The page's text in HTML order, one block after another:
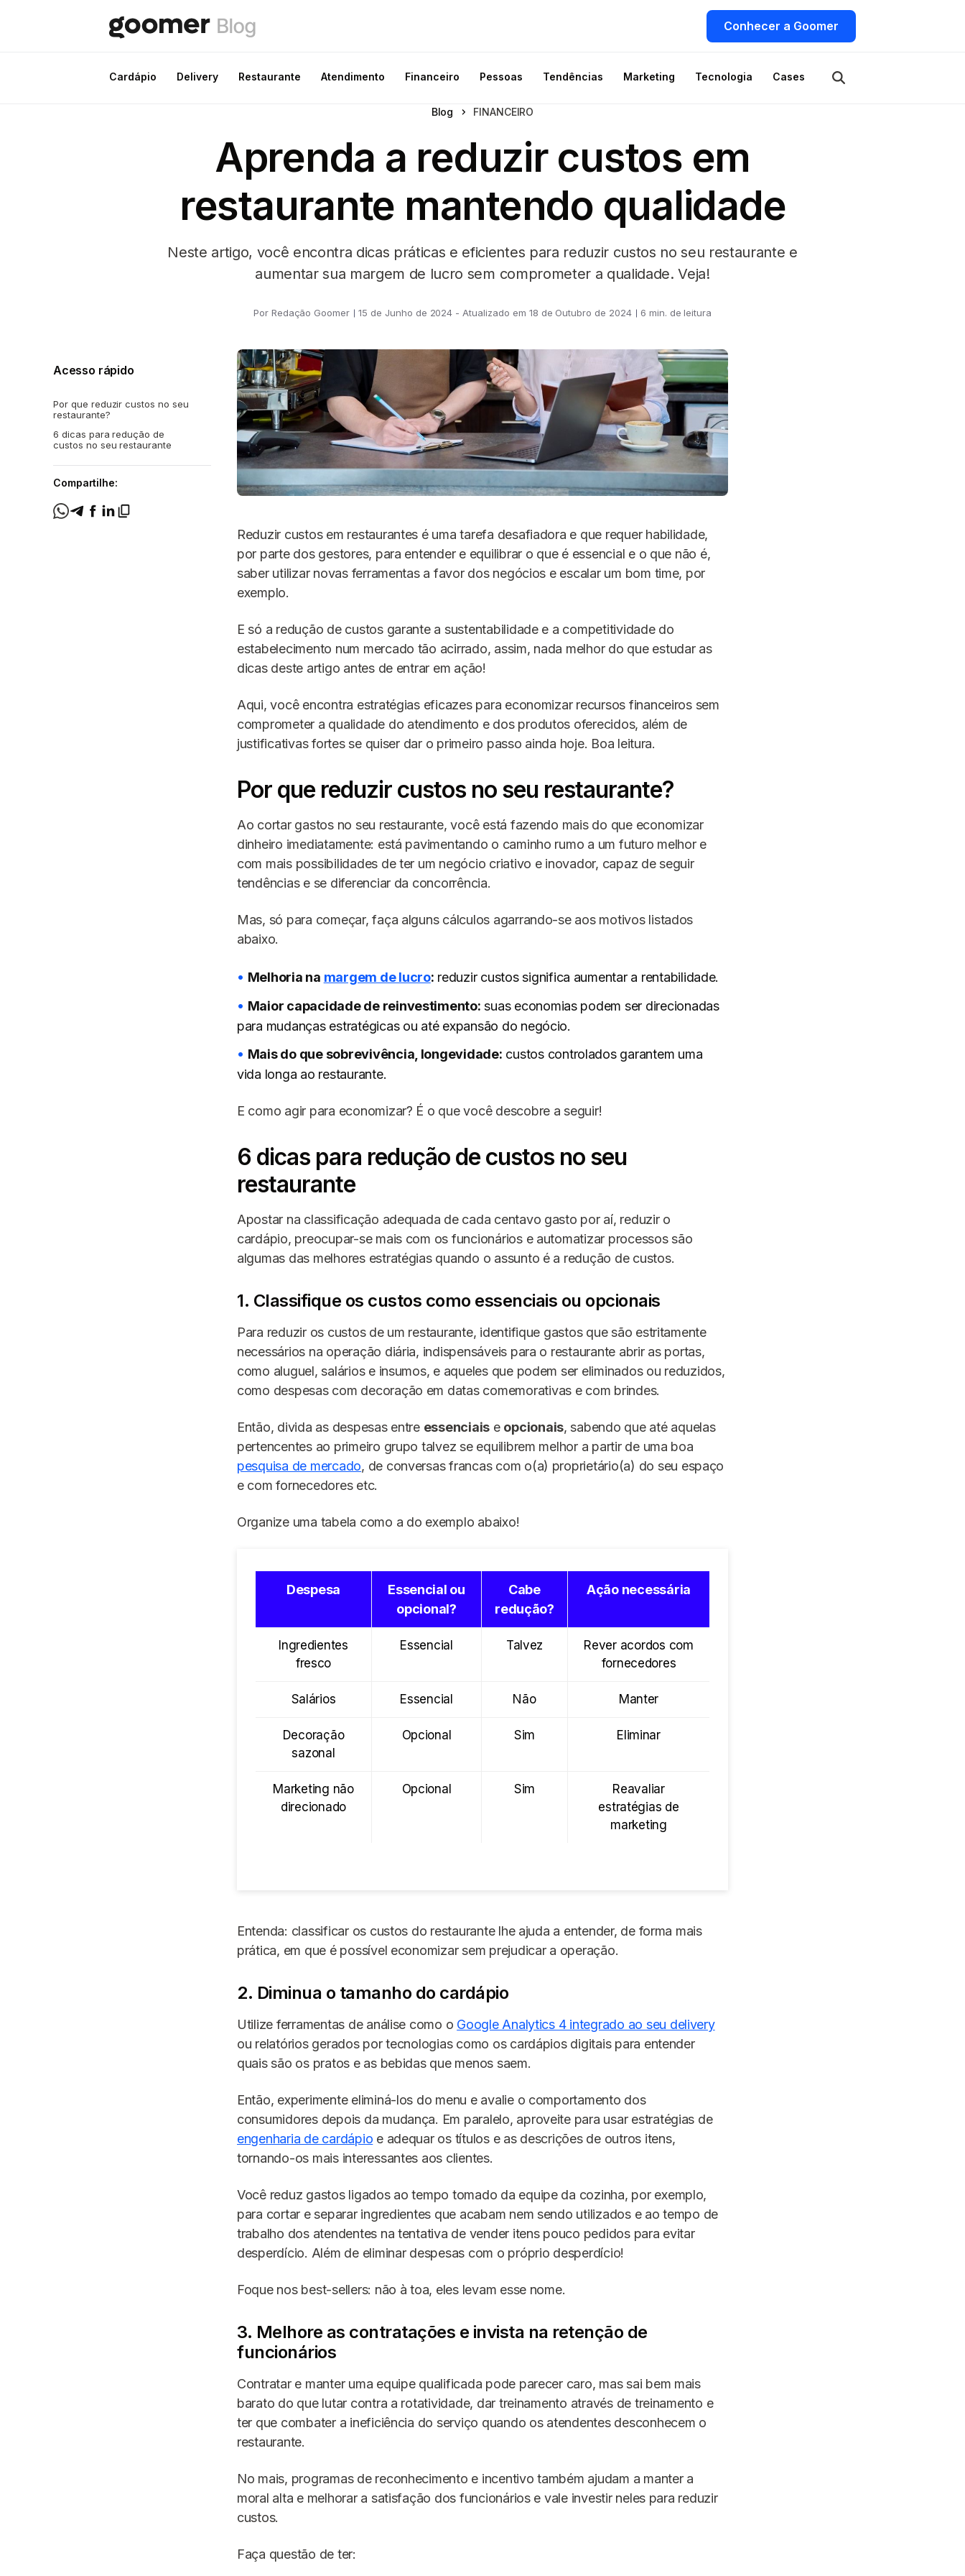
Conhecer a Goomer
Cardápio Delivery Restaurante Atendimento Financeiro Pessoas Tendências Marketing Tecnologia Cases
Blog FINANCEIRO
Aprenda a reduzir custos em
restaurante mantendo qualidade
Neste artigo, você encontra dicas práticas e eficientes para reduzir custos no seu restaurante e
aumentar sua margem de lucro sem comprometer a qualidade. Veja!
Por Redação Goomer 15 de Junho de 2024 - Atualizado em 18 de Outubro de 2024 6 min. de leitura
Acesso rápido
Por que reduzir custos no seu
restaurante?
6 dicas para redução de
custos no seu restaurante
Compartilhe:
Reduzir custos em restaurantes é uma tarefa desafiadora e que requer habilidade,
por parte dos gestores, para entender e equilibrar o que é essencial e o que não é,
saber utilizar novas ferramentas a favor dos negócios e escalar um bom time, por
exemplo.
E só a redução de custos garante a sustentabilidade e a competitividade do
estabelecimento num mercado tão acirrado, assim, nada melhor do que estudar as
dicas deste artigo antes de entrar em ação!
Aqui, você encontra estratégias eficazes para economizar recursos financeiros sem
comprometer a qualidade do atendimento e dos produtos oferecidos, além de
justificativas fortes se quiser dar o primeiro passo ainda hoje. Boa leitura.
Por que reduzir custos no seu restaurante?
Ao cortar gastos no seu restaurante, você está fazendo mais do que economizar
dinheiro imediatamente: está pavimentando o caminho rumo a um futuro melhor e
com mais possibilidades de ter um negócio criativo e inovador, capaz de seguir
tendências e se diferenciar da concorrência.
Mas, só para começar, faça alguns cálculos agarrando-se aos motivos listados
abaixo.
Melhoria na margem de lucro: reduzir custos significa aumentar a rentabilidade.
Maior capacidade de reinvestimento: suas economias podem ser direcionadas
para mudanças estratégicas ou até expansão do negócio.
Mais do que sobrevivência, longevidade: custos controlados garantem uma
vida longa ao restaurante.
E como agir para economizar? É o que você descobre a seguir!
6 dicas para redução de custos no seu
restaurante
Apostar na classificação adequada de cada centavo gasto por aí, reduzir o
cardápio, preocupar-se mais com os funcionários e automatizar processos são
algumas das melhores estratégias quando o assunto é a redução de custos.
1. Classifique os custos como essenciais ou opcionais
Para reduzir os custos de um restaurante, identifique gastos que são estritamente
necessários na operação diária, indispensáveis para o restaurante abrir as portas,
como aluguel, salários e insumos, e aqueles que podem ser eliminados ou reduzidos,
como despesas com decoração em datas comemorativas e com brindes.
Então, divida as despesas entre essenciais e opcionais, sabendo que até aquelas
pertencentes ao primeiro grupo talvez se equilibrem melhor a partir de uma boa
pesquisa de mercado, de conversas francas com o(a) proprietário(a) do seu espaço
e com fornecedores etc.
Organize uma tabela como a do exemplo abaixo!
Despesa
Essencial ou
opcional?
Cabe
redução?
Ação necessária
Ingredientes
fresco
Essencial Talvez
Rever acordos com
fornecedores
Salários Essencial Não Manter
Decoração
sazonal
Opcional Sim Eliminar
Marketing não
direcionado
Opcional Sim
Reavaliar
estratégias de
marketing
Entenda: classificar os custos do restaurante lhe ajuda a entender, de forma mais
prática, em que é possível economizar sem prejudicar a operação.
2. Diminua o tamanho do cardápio
Utilize ferramentas de análise como o Google Analytics 4 integrado ao seu delivery
ou relatórios gerados por tecnologias como os cardápios digitais para entender
quais são os pratos e as bebidas que menos saem.
Então, experimente eliminá-los do menu e avalie o comportamento dos
consumidores depois da mudança. Em paralelo, aproveite para usar estratégias de
engenharia de cardápio e adequar os títulos e as descrições de outros itens,
tornando-os mais interessantes aos clientes.
Você reduz gastos ligados ao tempo tomado da equipe da cozinha, por exemplo,
para cortar e separar ingredientes que acabam nem sendo utilizados e ao tempo de
trabalho dos atendentes na tentativa de vender itens pouco pedidos para evitar
desperdício. Além de eliminar despesas com o próprio desperdício!
Foque nos best-sellers: não à toa, eles levam esse nome.
3. Melhore as contratações e invista na retenção de
funcionários
Contratar e manter uma equipe qualificada pode parecer caro, mas sai bem mais
barato do que lutar contra a rotatividade, dar treinamento através de treinamento e
ter que combater a ineficiência do serviço quando os atendentes desconhecem o
restaurante.
No mais, programas de reconhecimento e incentivo também ajudam a manter a
moral alta e melhorar a satisfação dos funcionários e vale investir neles para reduzir
custos.
Faça questão de ter: